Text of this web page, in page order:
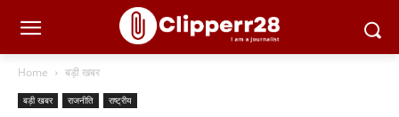
Home बड़ी खबर
बड़ी खबर राजनीति राष्ट्रीय